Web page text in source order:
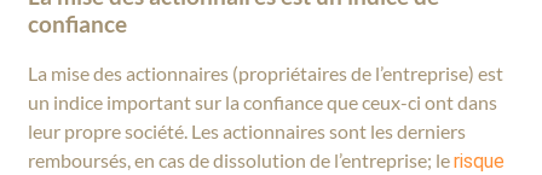
confiance
La mise des actionnaires (propriétaires de l’entreprise) est
un indice important sur la confiance que ceux-ci ont dans
leur propre société. Les actionnaires sont les derniers
remboursés, en cas de dissolution de l’entreprise; lerisque